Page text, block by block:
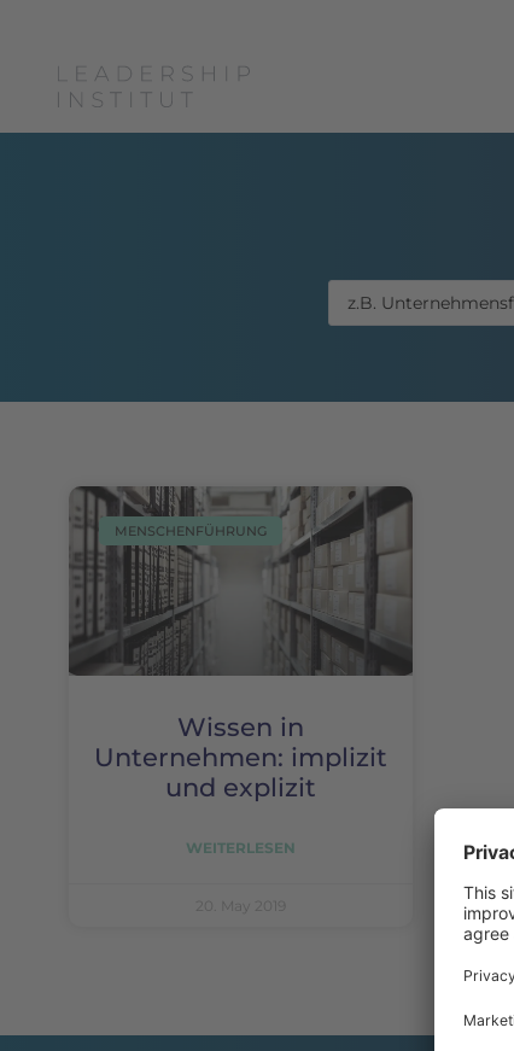
MENSCHENFÜHRUNG
Wissen in
Unternehmen: implizit
und explizit
WEITERLESEN
20. May 2019